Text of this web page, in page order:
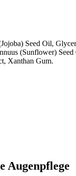
Seed Oil,
(Sunflower)
Xanthan Gum.
Augenpflege